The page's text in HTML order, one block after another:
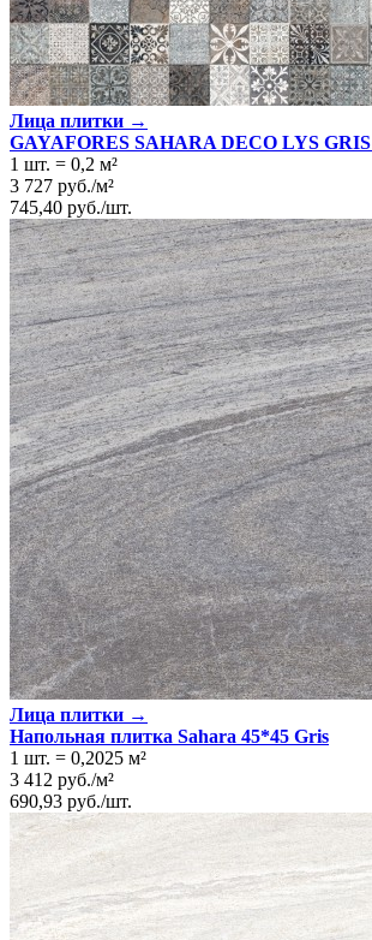
Лица плитки →
GAYAFORES SAHARA DECO LYS
1 шт. = 0,2 м²
3 727 руб./м²
745,40 руб./шт.
Лица плитки →
Напольная плитка Sahara 45*45 Gris
1 шт. = 0,2025 м²
3 412 руб./м²
690,93 руб./шт.